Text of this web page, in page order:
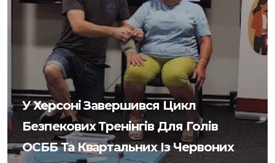
У Херсоні Завершився Цикл
Безпекових Тренінгів Для Голів
ОСББ Та Квартальних Із Червоних